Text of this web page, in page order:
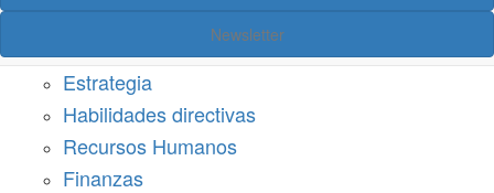
Newsletter
Estrategia
Habilidades directivas
Recursos Humanos
Finanzas